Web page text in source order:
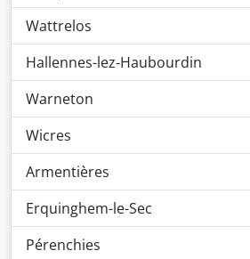
Wattrelos
Hallennes-lez-Haubourdin
Warneton
Wicres
Armentières
Erquinghem-le-Sec
Pérenchies